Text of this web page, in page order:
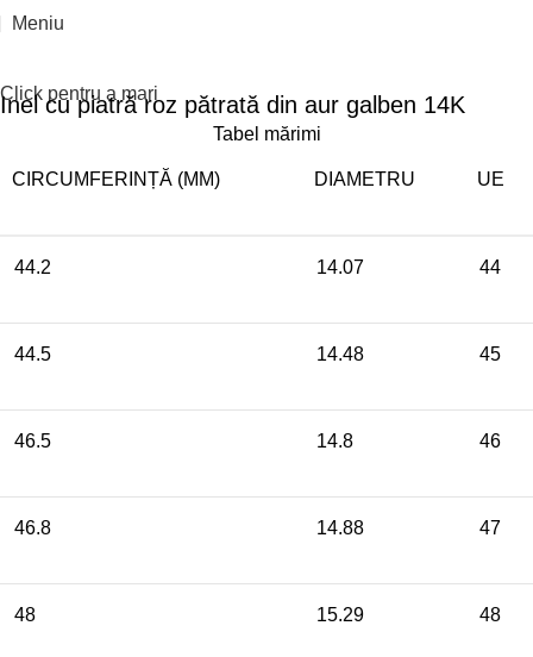
Meniu
Click pentru a mari
Inel cu piatră roz pătrată din aur galben 14K
Tabel mărimi
CIRCUMFERINȚĂ (MM) DIAMETRU UE
44.2 14.07 44
44.5 14.48 45
46.5 14.8 46
46.8 14.88 47
48 15.29 48